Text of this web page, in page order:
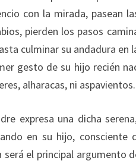
con la mirada, pasean
pierden los pasos
culminar su andadura
gesto de su hijo recién
alharacas, ni aspavientos.
expresa una dicha
en su hijo,
será el principal argumento